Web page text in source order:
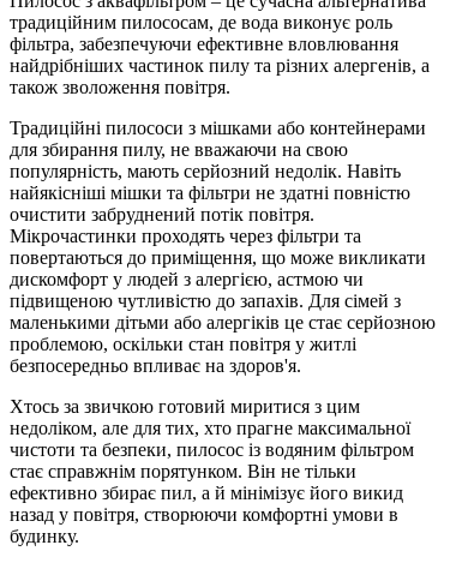
традиційним пилососам, де вода виконує роль
фільтра, забезпечуючи ефективне вловлювання
найдрібніших частинок пилу та різних алергенів, а
також зволоження повітря.
Традиційні пилососи з мішками або контейнерами
для збирання пилу, не вважаючи на свою
популярність, мають серйозний недолік. Навіть
найякісніші мішки та фільтри не здатні повністю
очистити забруднений потік повітря.
Мікрочастинки проходять через фільтри та
повертаються до приміщення, що може викликати
дискомфорт у людей з алергією, астмою чи
підвищеною чутливістю до запахів. Для сімей з
маленькими дітьми або алергіків це стає серйозною
проблемою, оскільки стан повітря у житлі
безпосередньо впливає на здоров'я.
Хтось за звичкою готовий миритися з цим
недоліком, але для тих, хто прагне максимальної
чистоти та безпеки, пилосос із водяним фільтром
стає справжнім порятунком. Він не тільки
ефективно збирає пил, а й мінімізує його викид
назад у повітря, створюючи комфортні умови в
будинку.